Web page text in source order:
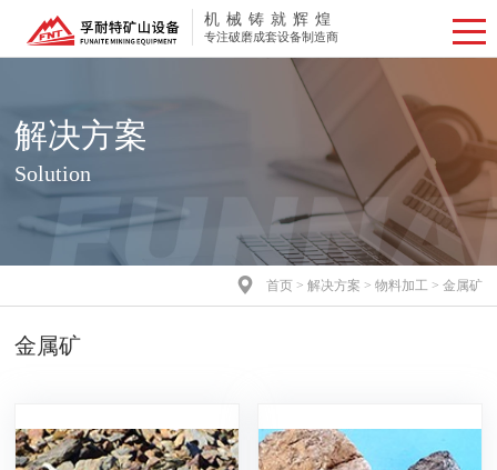
机械铸就辉煌
专注破磨成套设备制造商
解决方案
Solution
 首页> 解决方案 > 物料加工> 金属矿
金属矿